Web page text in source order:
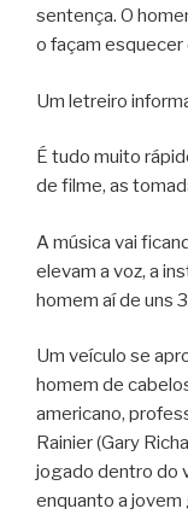
sentença. O
o façam
Um letreiro
É tudo muito
de filme, as
A música vai
elevam a voz, a
homem aí de uns
Um veículo se
homem de
americano,
Rainier (Gary
jogado dentro do
enquanto a